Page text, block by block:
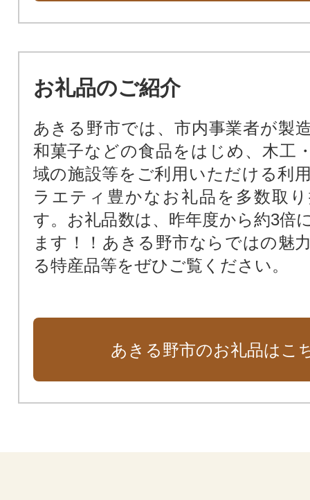
お礼品のご紹介
あきる野市では、市内事業者が製
和菓子などの食品をはじめ、木工
域の施設等をご利用いただける利
ラエティ豊かなお礼品を多数取
す。お礼品数は、昨年度から約3倍
ます！！あきる野市ならではの魅
る特産品等をぜひご覧ください。
あきる野市のお礼品はこ